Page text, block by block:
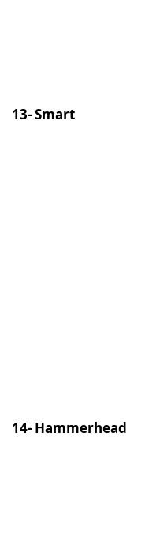
13- Smart
14- Hammerhead